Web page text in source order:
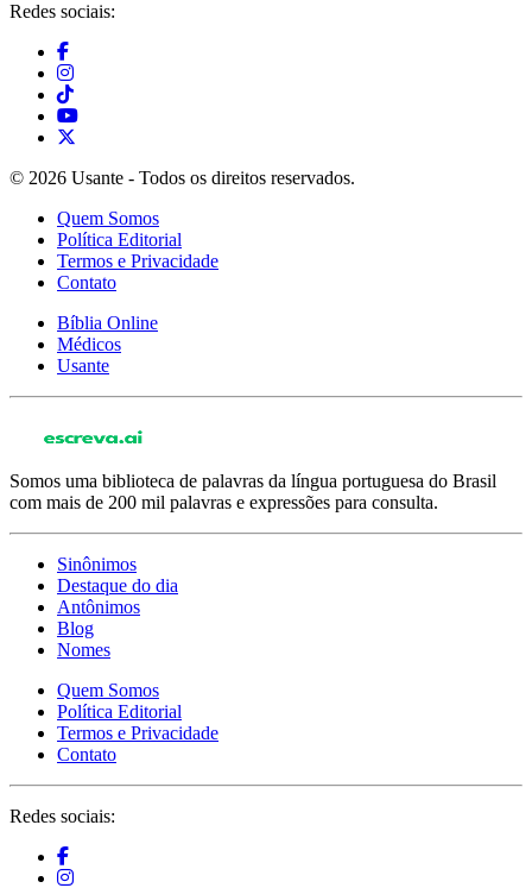
Redes sociais:
© 2026 Usante - Todos os direitos reservados.
Quem Somos
Política Editorial
Termos e Privacidade
Contato
Bíblia Online
Médicos
Usante
Somos uma biblioteca de palavras da língua portuguesa do Brasil
com mais de 200 mil palavras e expressões para consulta.
Sinônimos
Destaque do dia
Antônimos
Blog
Nomes
Quem Somos
Política Editorial
Termos e Privacidade
Contato
Redes sociais: